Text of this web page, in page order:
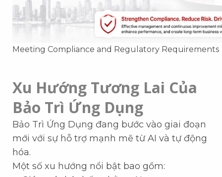
Meeting Compliance and Regulatory Requirements
Xu Hướng Tương Lai Của
Bảo Trì Ứng Dụng
Bảo Trì Ứng Dụng đang bước vào giai đoạn
mới với sự hỗ trợ mạnh mẽ từ AI và tự động
hóa.
Một số xu hướng nổi bật bao gồm: